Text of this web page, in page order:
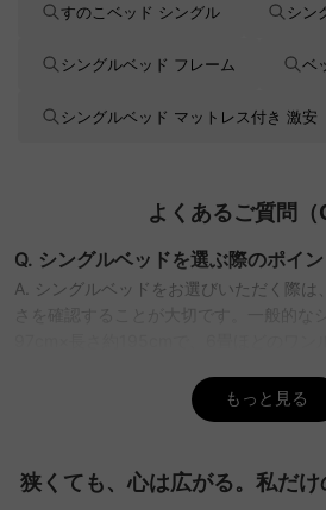
すのこベッド シングル シン
シングルベッド フレーム ベ
シングルベッド マットレス付き 激安
よくあるご質問（
Q. シングルベッドを選ぶ際のポイ
A. シングルベッドをお選びいただく際は
性もチェックポイントになります。
ただける多彩なベッド関連アイテムを取
Q. シングルベッドを2つ並べる場合
もっと見る
狭くても、心は広がる。私だけ